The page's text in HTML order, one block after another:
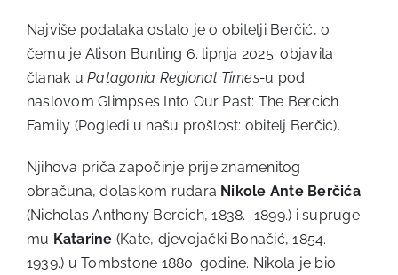
Najviše podataka ostalo je o obitelji Berčić, o
čemu je Alison Bunting 6. lipnja 2025. objavila
članak uPatagonia Regional Times-u pod
naslovom Glimpses Into Our Past: The Bercich
Family (Pogledi u našu prošlost: obitelj Berčić).
Njihova priča započinje prije znamenitog
obračuna, dolaskom rudara Nikole Ante Berčića
(Nicholas Anthony Bercich, 1838.–1899.) i supruge
mu Katarine (Kate, djevojački Bonačić, 1854.–
1939.) u Tombstone 1880. godine. Nikola je bio